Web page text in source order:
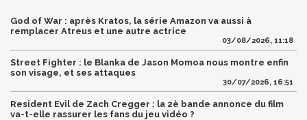
God of War : après Kratos, la série Amazon va aussi à
remplacer Atreus et une autre actrice
03/08/2026, 11:18
Street Fighter : le Blanka de Jason Momoa nous montre enfin
son visage, et ses attaques
30/07/2026, 16:51
Resident Evil de Zach Cregger : la 2è bande annonce du film
va-t-elle rassurer les fans du jeu vidéo ?